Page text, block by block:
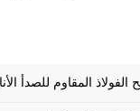
المقاوم للصدأ